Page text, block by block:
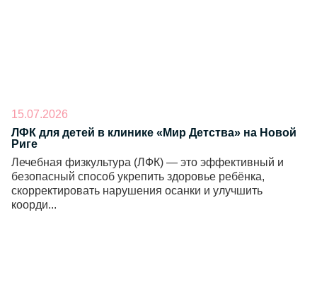
15.07.2026
ЛФК для детей в клинике «Мир Детства» на Новой
Риге
Лечебная физкультура (ЛФК) — это эффективный и
безопасный способ укрепить здоровье ребёнка,
скорректировать нарушения осанки и улучшить
коорди...